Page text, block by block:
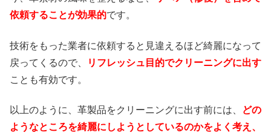
依頼することが効果的です。
技術をもった業者に依頼すると見違えるほど綺麗になって
戻ってくるので、
リフレッシュ目的でクリーニングに出す
ことも有効です。
以上のように、革製品をクリーニングに出す前には、
どの
ようなところを綺麗にしようとしているのかをよく考え、